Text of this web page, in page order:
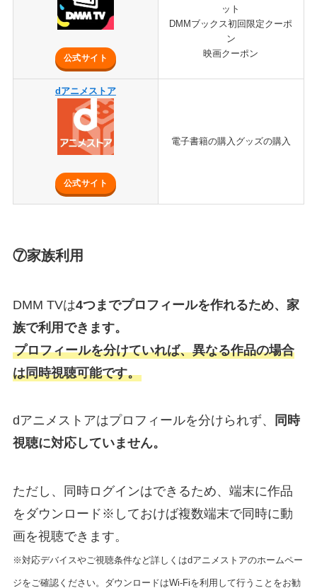
公式サイト
ット
DMMブックス初回限定クーポ
ン
映画クーポン
dアニメストア
公式サイト
電子書籍の購入グッズの購入
⑦家族利用
DMM TVは4つまでプロフィールを作れるため、家
族で利用できます。
プロフィールを分けていれば、異なる作品の場合
は同時視聴可能です。
dアニメストアはプロフィールを分けられず、
同時
視聴に対応していません。
ただし、同時ログインはできるため、端末に作品
をダウンロード※しておけば複数端末で同時に動
画を視聴できます。
※対応デバイスやご視聴条件など詳しくはdアニメストアのホームペー
ジをご確認ください。ダウンロードはWi-Fiを利用して行うことをお勧